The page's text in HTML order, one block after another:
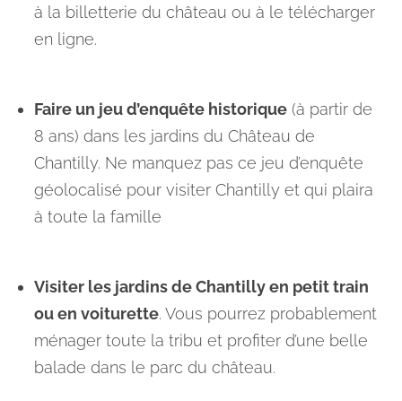
à la billetterie du château ou à le télécharger
en ligne.
Faire un jeu d’enquête historique (à partir de
8 ans) dans les jardins du Château de
Chantilly. Ne manquez pas ce jeu d’enquête
géolocalisé pour visiter Chantilly et qui plaira
à toute la famille
Visiter les jardins de Chantilly en petit train
ou en voiturette. Vous pourrez probablement
ménager toute la tribu et profiter d’une belle
balade dans le parc du château.